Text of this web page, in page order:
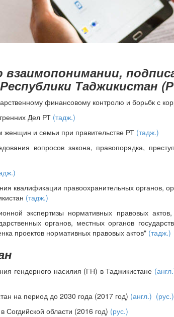
Таджикистан
финансовому контролю и борьбк с
Дел РТ (тадж.)
и семьи при правительстве РТ (тадж.)
вопросов закона, правопорядка,
квалификации правоохранительных органов,
(тадж.)
экспертизы нормативных правовых
органов, местных органов
проектов нормативных правовых актов" (тадж.)
гендерного насилия (ГН) в Таджикистане
на период до 2030 года (2017 год) (англ.) (рус.)
Согдийской области (2016 год) (рус.)